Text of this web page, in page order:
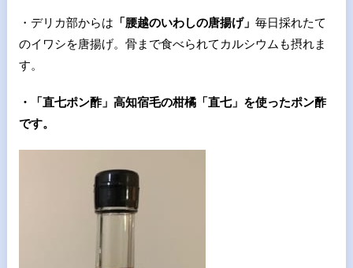
・デリカ部からは 「腰越のいわしの唐揚げ」 毎日採れたて
のイワシを唐揚げ。骨まで食べられてカルシウムも摂れま
す。
・「直七ポン酢」高知宿毛の柑橘「直七」を使ったポン酢
です。